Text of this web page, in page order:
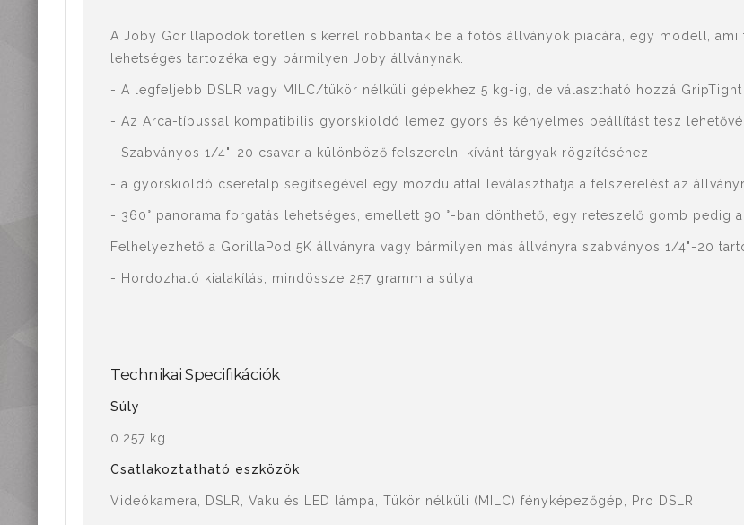
A Joby Gorillapodok töretlen sikerrel robbantak be a fotós állványok piacára, egy modell,
lehetséges tartozéka egy bármilyen Joby állványnak.
- A legfeljebb DSLR vagy MILC/tükör nélküli gépekhez 5 kg-ig, de választható hozzá
- Az Arca-típussal kompatibilis gyorskioldó lemez gyors és kényelmes beállítást tesz lehetővé
- Szabványos 1/4"-20 csavar a különböző felszerelni kívánt tárgyak rögzítéséhez
- a gyorskioldó cseretalp segítségével egy mozdulattal leválaszthatja a felszerelést az
- 360° panorama forgatás lehetséges, emellett 90 °-ban dönthető, egy reteszelő gomb pedig
Felhelyezhető a GorillaPod 5K állványra vagy bármilyen más állványra szabványos 1/4"-20
- Hordozható kialakítás, mindössze 257 gramm a súlya
Technikai Specifikációk
Súly
0.257 kg
Csatlakoztatható eszközök
Videókamera, DSLR, Vaku és LED lámpa, Tükör nélküli (MILC) fényképezőgép, Pro DSLR